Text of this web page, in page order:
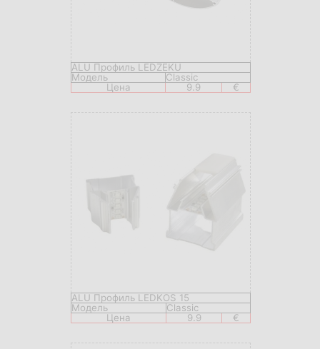
ALU Профиль LEDZEKU
Модель
Classic
Цена
9.9 €
ALU Профиль LEDKOS 15
Модель
Classic
Цена
9.9 €